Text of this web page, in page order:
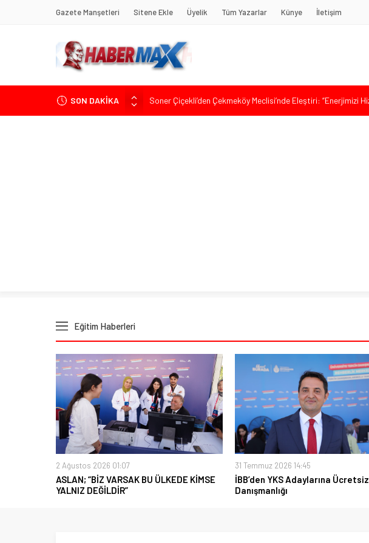
Gazete Manşetleri Sitene Ekle Üyelik Tüm Yazarlar Künye İletişim
SON DAKİKA
Soner Çiçekli’den Çekmeköy Meclisi’nde Eleştiri: “Enerjimizi
Edremit’te Kaymakam Ahmet Odabaş’a Duygu Dolu Veda
Eğitim Haberleri
2 Ağustos 2026 01:07
ASLAN; “BİZ VARSAK BU ÜLKEDE KİMSE
YALNIZ DEĞİLDİR”
31 Temmuz 2026 14:45
İBB’den YKS Adaylarına
Danışmanlığı